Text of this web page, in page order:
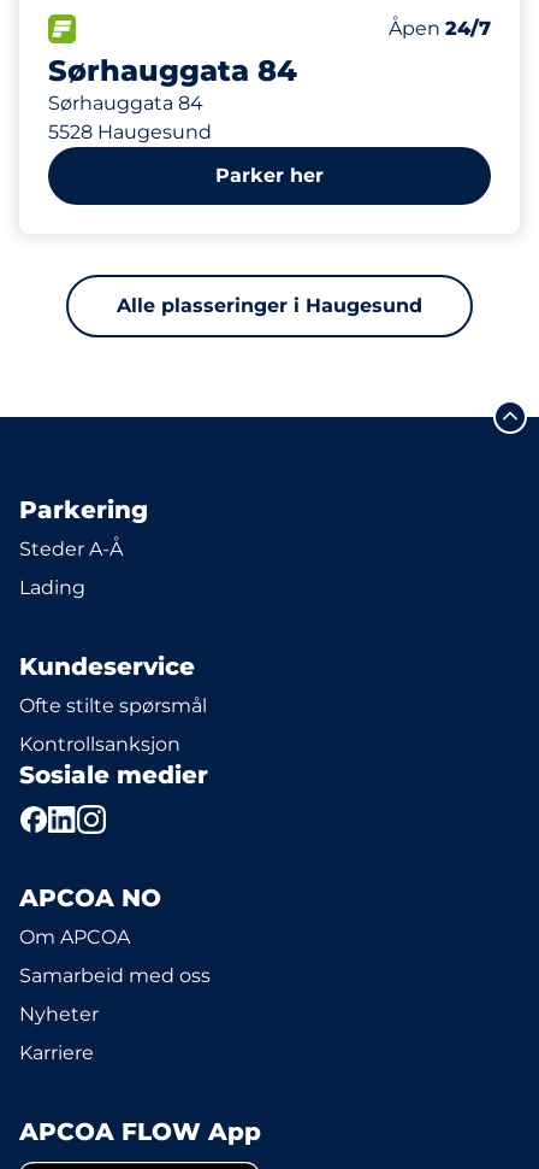
Sørhauggata 84
Sørhauggata 84
5528 Haugesund
Antall
9
Fredag
Åpen 24/7
108 m
Parker her
Alle plasseringer i Haugesund
Parkering
Steder A-Å
Lading
Kundeservice
Ofte stilte spørsmål
Kontrollsanksjon
Sosiale medier
APCOA NO
Om APCOA
Samarbeid med oss
Nyheter
Karriere
APCOA FLOW App